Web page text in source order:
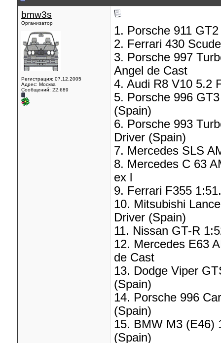
bmw3s
Организатор
Регистрация: 07.12.2005
Адрес: Москва
Сообщений: 22,689
1. Porsche 911
2. Ferrari 430
3. Porsche 997
Angel de Cast
4. Audi R8 V10 5.2
5. Porsche 996
(Spain)
6. Porsche 993
Driver (Spain)
7. Mercedes SLS
8. Mercedes C 63
ex l
9. Ferrari F355
10. Mitsubishi
Driver (Spain)
11. Nissan GT-R
12. Mercedes E63
de Cast
13. Dodge Viper
(Spain)
14. Porsche 996
(Spain)
15. BMW M3 (E46)
(Spain)